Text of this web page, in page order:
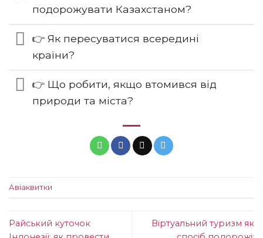
подорожувати Казахстаном?
👉 Як пересуватися всередині
країни?
👉 Що робити, якщо втомився від
природи та міста?
Авіаквитки
Райський куточок
Віртуальний туризм як